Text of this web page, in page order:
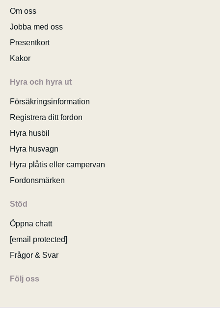
Om oss
Jobba med oss
Presentkort
Kakor
Hyra och hyra ut
Försäkringsinformation
Registrera ditt fordon
Hyra husbil
Hyra husvagn
Hyra plåtis eller campervan
Fordonsmärken
Stöd
Öppna chatt
[email protected]
Frågor & Svar
Följ oss